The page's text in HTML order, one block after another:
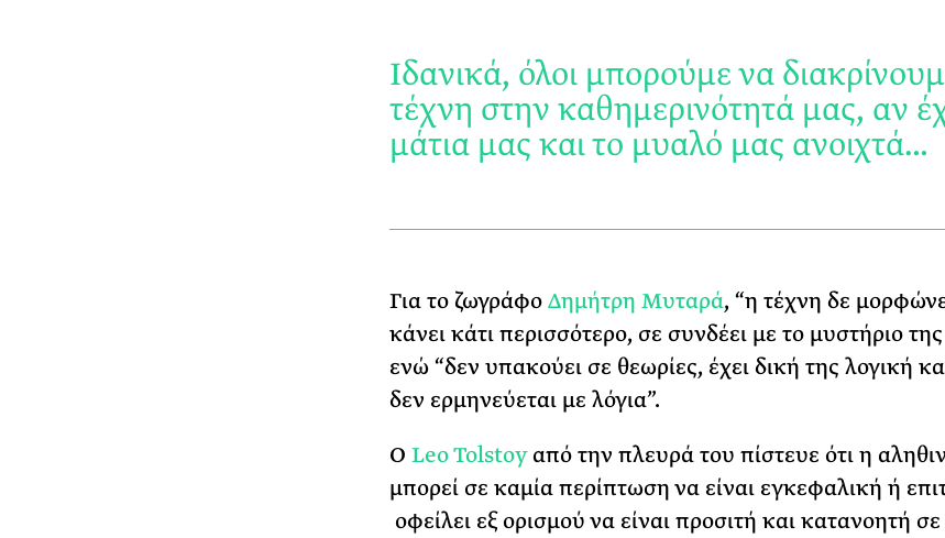
Ιδανικά, όλοι μπορούμε να
τέχνη στην καθημερινότητά μας, αν
μάτια μας και το μυαλό μας ανοιχτά…
Για το ζωγράφοΔημήτρη Μυταρά, “η τέχνη δε
κάνει κάτι περισσότερο, σε συνδέει με το μυστήριο
ενώ “δεν υπακούει σε θεωρίες, έχει δική της λογική
δεν ερμηνεύεται με λόγια”.
Ο Leo Tolstoyαπό την πλευρά του πίστευε ότι η
μπορεί σε καμία περίπτωση να είναι εγκεφαλική ή
οφείλει εξ ορισμού να είναι προσιτή και κατανοητή